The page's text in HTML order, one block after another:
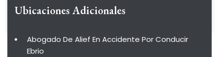
Ubicaciones Adicionales
Abogado De Alief En Accidente Por Conducir
Ebrio